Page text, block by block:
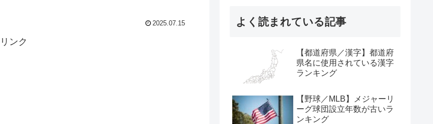
2025.07.15
ンク
よく読まれている記事
【都道府県／漢字】都道府
県名に使用されている漢字
ランキング
【野球／MLB】メジャーリ
ーグ球団設立年数が古いラ
ンキング